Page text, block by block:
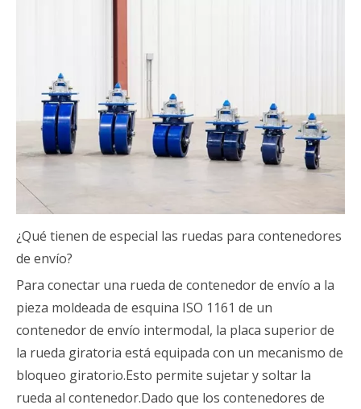
¿Qué tienen de especial las ruedas para contenedores
de envío?
Para conectar una rueda de contenedor de envío a la
pieza moldeada de esquina ISO 1161 de un
contenedor de envío intermodal, la placa superior de
la rueda giratoria está equipada con un mecanismo de
bloqueo giratorio.Esto permite sujetar y soltar la
rueda al contenedor.Dado que los contenedores de